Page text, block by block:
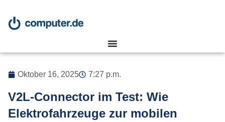
Oktober 16, 2025 7:27 p.m.
V2L-Connector im Test: Wie
Elektrofahrzeuge zur mobilen